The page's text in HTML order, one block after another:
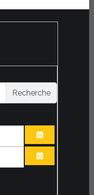
Recherche
OUVRIR LE